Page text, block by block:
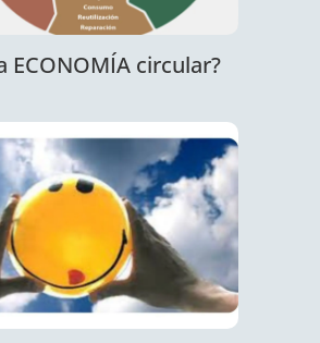
ECONOMÍA circular?